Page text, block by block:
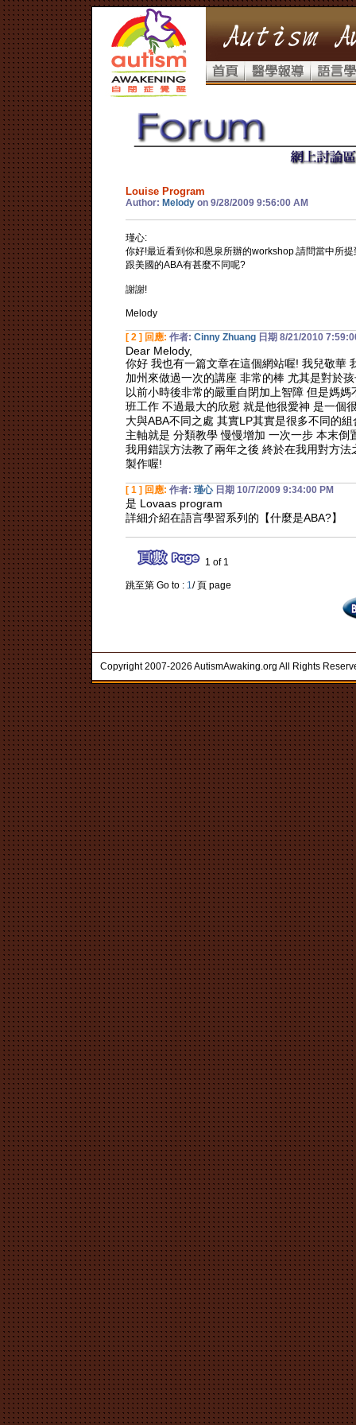
Louise Program
Author: Melody on 9/28/2009 9:56:00 AM
瑾心:
你好!最近看到你和恩泉所辦的workshop.請問當中所
跟美國的ABA有甚麼不同呢?
謝謝!
Melody
[ 2 ] 回應: 作者: Cinny Zhuang 日期 8/21/2010
Dear Melody,
你好 我也有一篇文章在這個網站喔! 我兒敬華
加州來做過一次的講座 非常的棒 尤其是對於
以前小時後非常的嚴重自閉加上智障 但是媽
班工作 不過最大的欣慰 就是他很愛神 是一個
大與ABA不同之處 其實LP其實是很多不同的
主軸就是 分類教學 慢慢增加 一次一步 本末
我用錯誤方法教了兩年之後 終於在我用對方
製作喔!
[ 1 ] 回應: 作者: 瑾心日期 10/7/2009 9:34:00 PM
是 Lovaas program
詳細介紹在語言學習系列的【什麼是ABA?】
1 of 1
跳至第 Go to : 1/ 頁 page
Copyright 2007-2026 AutismAwaking.org All Rights